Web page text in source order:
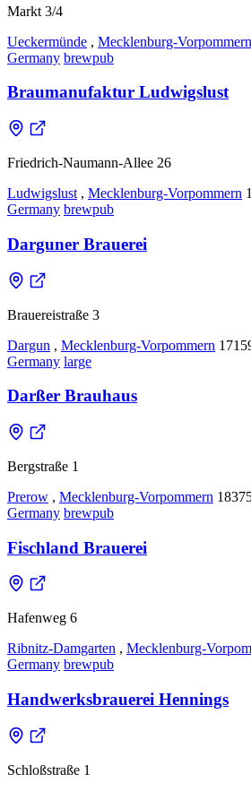
Markt 3/4
Ueckermünde , Mecklenburg-Vorpommern
Germany brewpub
Braumanufaktur Ludwigslust
Friedrich-Naumann-Allee 26
Ludwigslust , Mecklenburg-Vorpommern
Germany brewpub
Darguner Brauerei
Brauereistraße 3
Dargun , Mecklenburg-Vorpommern
Germany large
Darßer Brauhaus
Bergstraße 1
Prerow , Mecklenburg-Vorpommern
Germany brewpub
Fischland Brauerei
Hafenweg 6
Ribnitz-Damgarten , Mecklenburg-
Germany brewpub
Handwerksbrauerei Hennings
Schloßstraße 1